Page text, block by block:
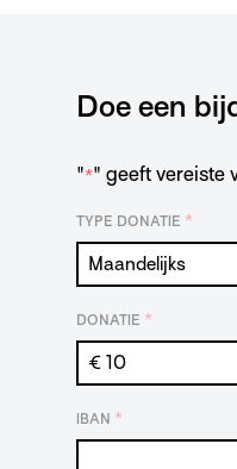
Doe een
"*" geeft vereiste
TYPE DONATIE *
DONATIE *
IBAN *